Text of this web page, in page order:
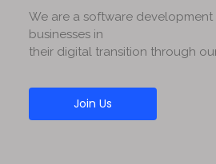
We are a software
businesses in
their digital transition through
Join Us